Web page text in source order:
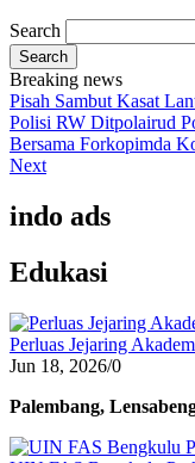
Search
Breaking news
Pisah Sambut Kasat
Polisi RW Ditpolairud
Bersama Forkopimda
Next
indo ads
Edukasi
Perluas Jejaring
Jun 18, 2026/0
Palembang,